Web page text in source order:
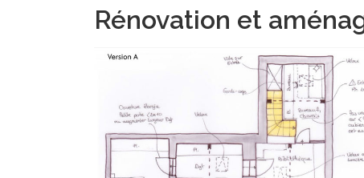
Rénovation et